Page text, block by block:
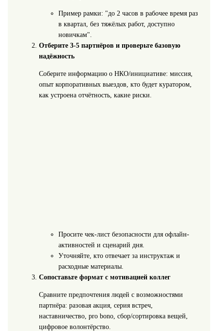
Пример рамки: "до 2 часов в рабочее время раз
в квартал, без тяжёлых работ, доступно
новичкам".
Отберите 3-5 партнёров и проверьте базовую
надёжность
Соберите информацию о НКО/инициативе: миссия,
опыт корпоративных выездов, кто будет куратором,
как устроена отчётность, какие риски.
Просите чек-лист безопасности для офлайн-
активностей и сценарий дня.
Уточняйте, кто отвечает за инструктаж и
расходные материалы.
Сопоставьте формат с мотивацией коллег
Сравните предпочтения людей с возможностями
партнёра: разовая акция, серия встреч,
наставничество, pro bono, сбор/сортировка вещей,
цифровое волонтёрство.